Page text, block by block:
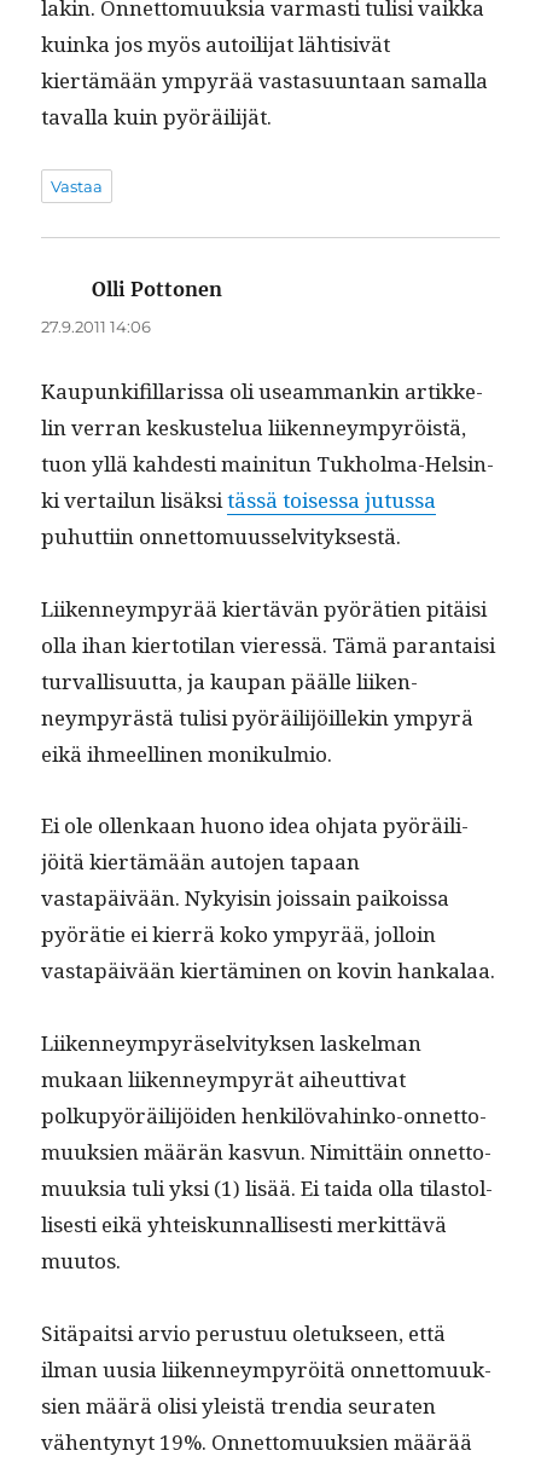
lakin. Onnet­to­muuk­sia var­masti tulisi vaik­ka
kuin­ka jos myös autoil­i­jat lähti­sivät
kiertämään ympyrää vas­ta­su­un­taan samal­la
taval­la kuin pyöräilijät.
Vastaa
Olli Pottonen
27.9.2011 14:06
Kaupunki­fil­laris­sa oli use­am­mankin artikke­
lin ver­ran keskustelua liiken­neympyröistä,
tuon yllä kahdesti maini­tun Tukhol­ma-Helsin­
ki ver­tailun lisäk­sitässä toises­sa jutus­sa
puhut­ti­in onnettomuusselvityksestä.
Liiken­neympyrää kiertävän pyörä­tien pitäisi
olla ihan kier­toti­lan vier­essä. Tämä paran­taisi
tur­val­lisu­ut­ta, ja kau­pan päälle liiken­
neympyrästä tulisi pyöräil­i­jöillekin ympyrä
eikä ihmeelli­nen monikulmio.
Ei ole ollenkaan huono idea ohja­ta pyöräil­i­
jöitä kiertämään auto­jen tapaan
vastapäivään. Nyky­isin jois­sain paikois­sa
pyörätie ei kier­rä koko ympyrää, jol­loin
vastapäivään kiertämi­nen on kovin hankalaa.
Liiken­neympyrä­selvi­tyk­sen laskel­man
mukaan liiken­neympyrät aiheut­ti­vat
polkupyöräil­i­jöi­den henkilö­vahinko-onnet­to­
muuk­sien määrän kasvun. Nimit­täin onnet­to­
muuk­sia tuli yksi (1) lisää. Ei tai­da olla tilas­tol­
lis­es­ti eikä yhteiskun­nal­lis­es­ti merkit­tävä
muutos.
Sitä­pait­si arvio perus­tuu ole­tuk­seen, että
ilman uusia liiken­neympyröitä onnet­to­muuk­
sien määrä olisi yleistä tren­dia seu­rat­en
vähen­tynyt 19%. Onnet­to­muuk­sien määrää